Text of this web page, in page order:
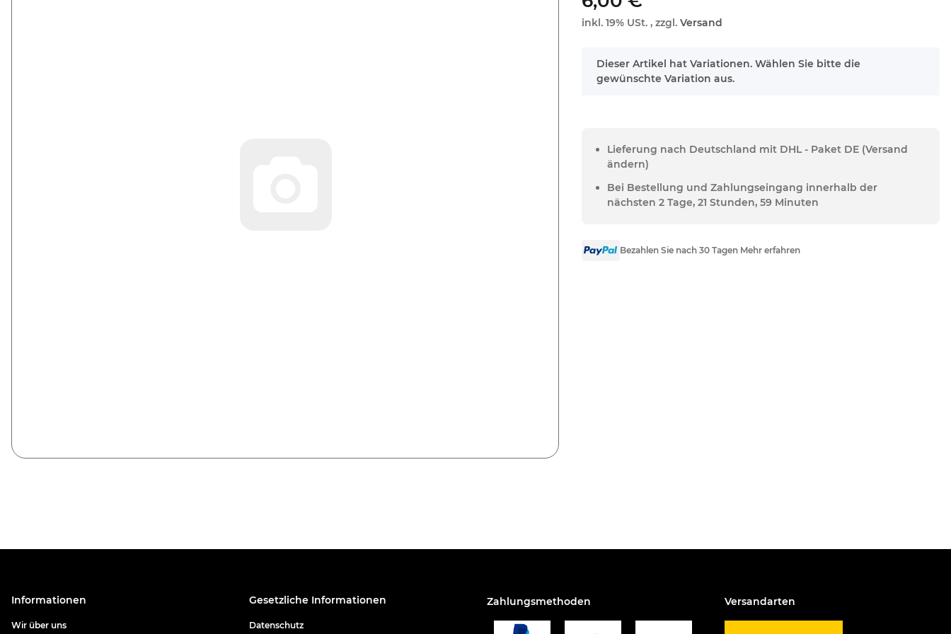
inkl. 19% USt. , zzgl.Versand
x
Dieser Artikel hat Variationen. Wählen Sie bitte die
gewünschte Variation aus.
Lieferung nach Deutschland mit DHL - Paket DE (Versand
ändern)
Bei Bestellung und Zahlungseingang innerhalb der
nächsten 2 Tage, 21 Stunden, 59 Minuten
Bezahlen Sie nach 30 Tagen Mehr erfahren
Informationen
Wir über uns
Gesetzliche Informationen
Datenschutz
Zahlungsmethoden Versandarten